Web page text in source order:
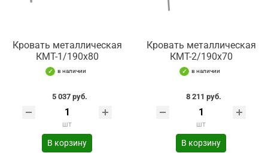
Кровать металлическая
КМТ-1/190х80
в наличии
5 037 руб.
шт
В корзину
Кровать металлическая
КМТ-2/190х70
в наличии
8 211 руб.
шт
В корзину